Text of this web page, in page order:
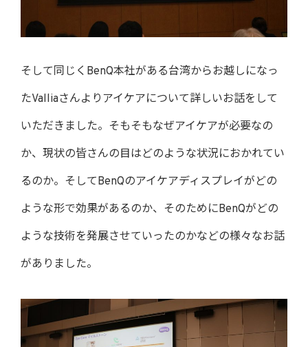
そして同じくBenQ本社がある台湾からお越しになっ
たValliaさんよりアイケアについて詳しいお話をして
いただきました。そもそもなぜアイケアが必要なの
か、現状の皆さんの目はどのような状況におかれてい
るのか。そしてBenQのアイケアディスプレイがどの
ような形で効果があるのか、そのためにBenQがどの
ような技術を発展させていったのかなどの様々なお話
がありました。